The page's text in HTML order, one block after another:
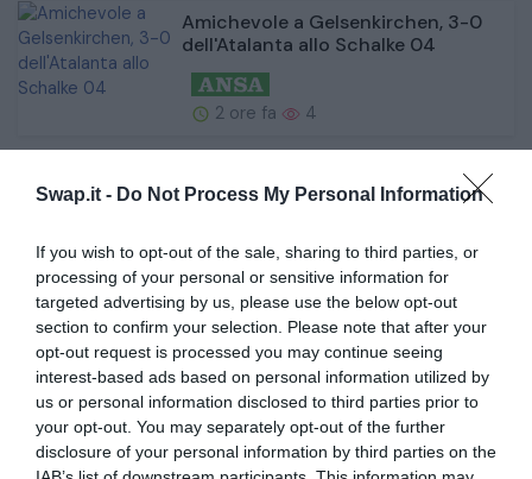
Swap.it - Do Not Process My Personal Information
If you wish to opt-out of the sale, sharing to third parties, or
processing of your personal or sensitive information for
targeted advertising by us, please use the below opt-out
section to confirm your selection. Please note that after your
opt-out request is processed you may continue seeing
interest-based ads based on personal information utilized by
us or personal information disclosed to third parties prior to
your opt-out. You may separately opt-out of the further
disclosure of your personal information by third parties on the
Amichevole a Gelsenkirchen, 3-0
dell'Atalanta allo Schalke 04
2 ore fa 4
Joe Biden, il figlio Hunter rivela: "Il
cancro di mio padre si è diffu...
2 ore fa 6
Gasperini 'partita pessima col
Brighton manca qualcosa dal
mercato'
2 ore fa 5